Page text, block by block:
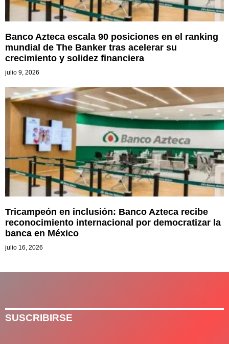
Banco Azteca escala 90 posiciones en el ranking
mundial de The Banker tras acelerar su
crecimiento y solidez financiera
julio 9, 2026
Tricampeón en inclusión: Banco Azteca recibe
reconocimiento internacional por democratizar la
banca en México
julio 16, 2026
SUSCRIBIRSE